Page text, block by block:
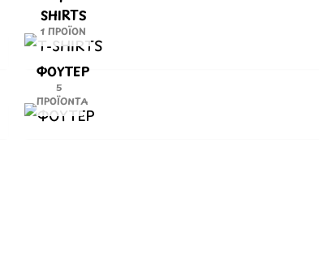
SHIRTS
1 ΠΡΟΪΌΝ
ΦΟΥΤΕΡ
5
ΠΡΟΪΌΝΤΑ